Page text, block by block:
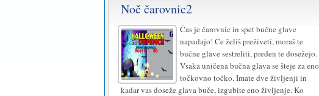
Noč čarovnic2
Čas je čarovnic in spet bučne glave
napadajo! Če želiš preživeti, moraš te
bučne glave sestreliti, preden te dosežejo.
Vsaka uničena bučna glava se šteje za eno
točkovno točko. Imate dve življenji in
kadar vas doseže glava buče, izgubite eno življenje. Ko